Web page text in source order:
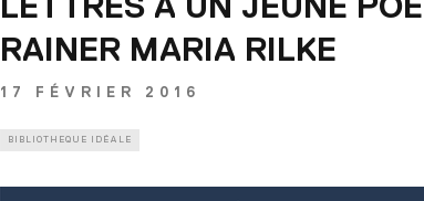
RAINER MARIA RILKE
17 FÉVRIER 2016
BIBLIOTHEQUE IDÉALE